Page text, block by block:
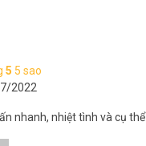
5 5 sao
2022
nhanh, nhiệt tình và cụ thể